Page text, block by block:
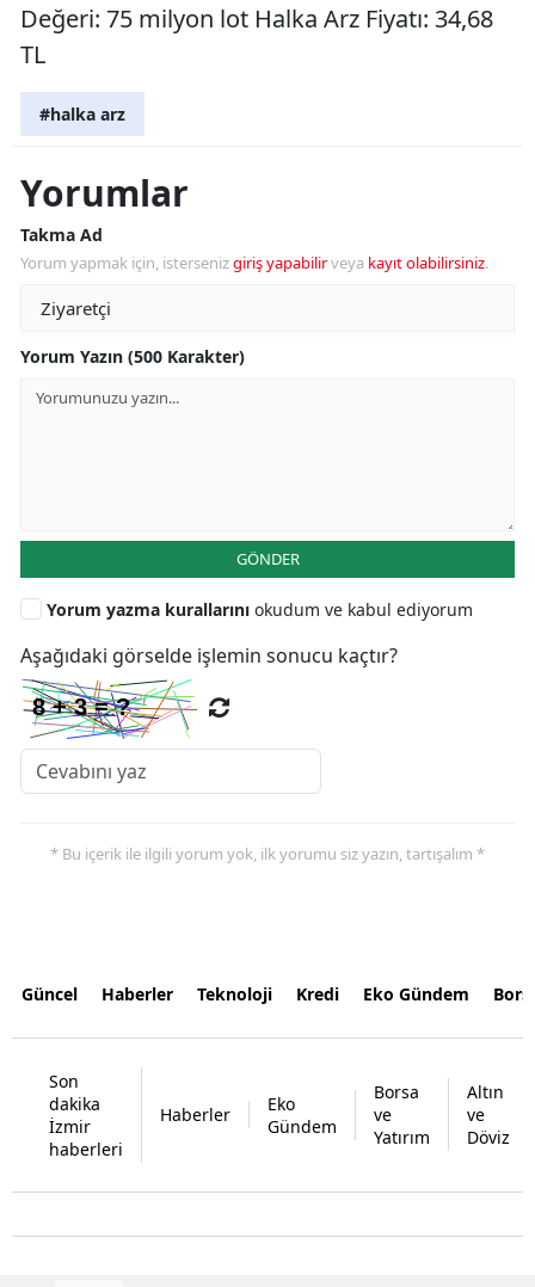
Değeri: 75 milyon lot Halka Arz Fiyatı: 34,68
TL
#halka arz
Yorumlar
Takma Ad
Yorum yapmak için, istersenizgiriş yapabilirveya kayıt olabilirsiniz.
Yorum Yazın (500 Karakter)
GÖNDER
Yorum yazma kurallarını okudum ve kabul ediyorum
Aşağıdaki görselde işlemin sonucu kaçtır?
* Bu içerik ile ilgili yorum yok, ilk yorumu siz yazın, tartışalım *
Güncel Haberler Teknoloji Kredi Eko Gündem
Son
dakika
İzmir
haberleri
Haberler
Eko
Gündem
Borsa
ve
Yatırım
Altın
ve
Döviz